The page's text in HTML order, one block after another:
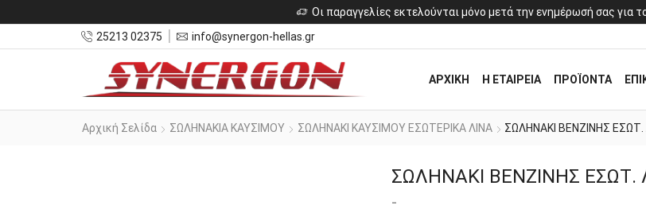
Οι παραγγελίες εκτελούνται μόνο μετά την ενημέρωσή σας για
25213 02375
info@synergon-hellas.gr
ΑΡΧΙΚΗ Η ΕΤΑΙΡΕΙΑ ΠΡΟΪΟΝΤΑ
Αρχική Σελίδα ΣΩΛΗΝΑΚΙΑ ΚΑΥΣΙΜΟΥ ΣΩΛΗΝΑΚΙ ΚΑΥΣΙΜΟΥ ΕΣΩΤΕΡΙΚΑ ΛΙΝΑ ΣΩΛΗΝΑΚΙ ΒΕΝΖΙΝΗΣ ΕΣΩΤ.
ΣΩΛΗΝΑΚΙ ΒΕΝΖΙΝΗΣ ΕΣΩΤ.
-